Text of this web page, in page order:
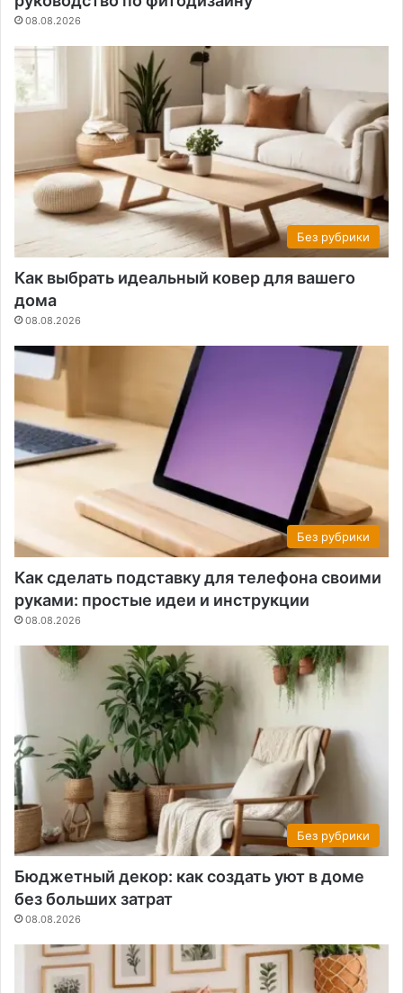
08.08.2026
Без рубрики
Как выбрать идеальный ковер для вашего
дома
08.08.2026
Без рубрики
Как сделать подставку для телефона своими
руками: простые идеи и инструкции
08.08.2026
Без рубрики
Бюджетный декор: как создать уют в доме
без больших затрат
08.08.2026